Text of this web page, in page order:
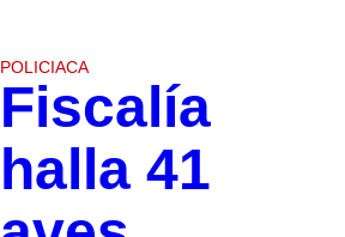
POLICIACA
Fiscalía
halla 41